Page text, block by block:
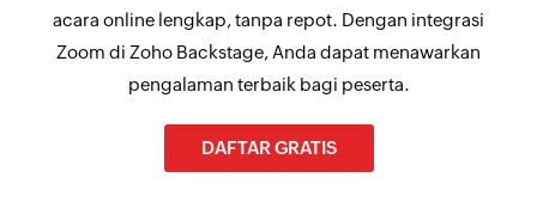
acara online lengkap, tanpa repot. Dengan integrasi
Zoom di Zoho Backstage, Anda dapat menawarkan
pengalaman terbaik bagi peserta.
DAFTAR GRATIS